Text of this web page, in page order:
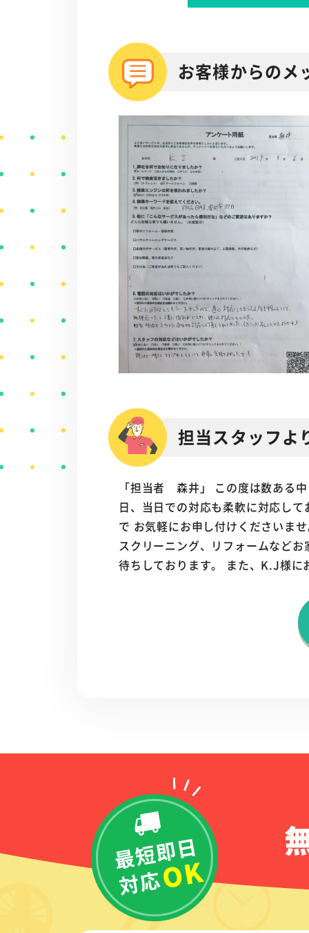
お客様からのメ
担当スタッフよ
「担当者 森井」 この度は数ある
日、当日での対応も柔軟に対応し
で お気軽にお申し付けくださいま
スクリーニング、リフォームなど
待ちしております。 また、K.J様